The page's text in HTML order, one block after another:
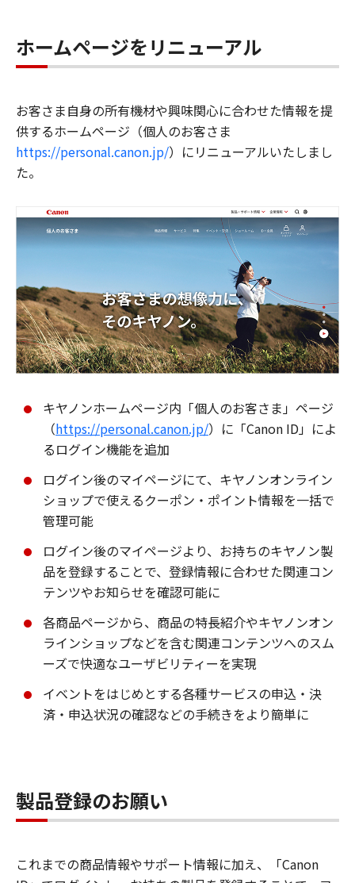
ホームページをリニューアル
お客さま自身の所有機材や興味関心に合わせた情報を提
供するホームページ（個人のお客さま
https://personal.canon.jp/）にリニューアルいたしまし
た。
キヤノンホームページ内「個人のお客さま」ページ
（https://personal.canon.jp/）に「Canon ID」によ
るログイン機能を追加
ログイン後のマイページにて、キヤノンオンライン
ショップで使えるクーポン・ポイント情報を一括で
管理可能
ログイン後のマイページより、お持ちのキヤノン製
品を登録することで、登録情報に合わせた関連コン
テンツやお知らせを確認可能に
各商品ページから、商品の特長紹介やキヤノンオン
ラインショップなどを含む関連コンテンツへのスム
ーズで快適なユーザビリティーを実現
イベントをはじめとする各種サービスの申込・決
済・申込状況の確認などの手続きをより簡単に
製品登録のお願い
これまでの商品情報やサポート情報に加え、「Canon